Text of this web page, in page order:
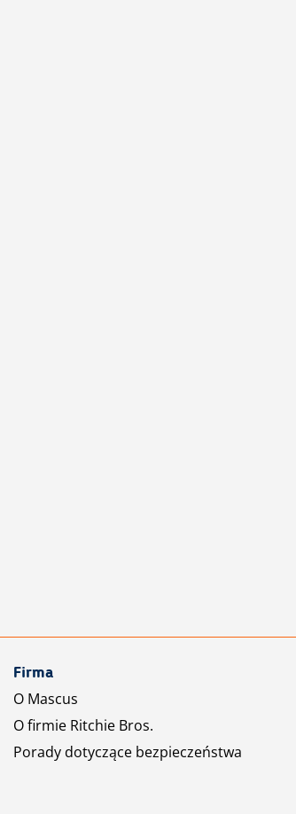
Firma
O Mascus
O firmie Ritchie Bros.
Porady dotyczące bezpieczeństwa